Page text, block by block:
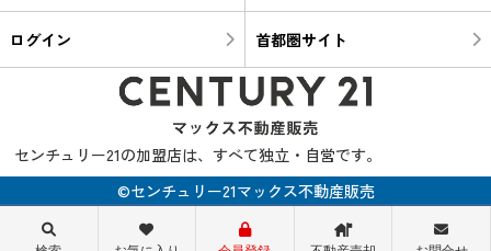
ログイン 首都圏サイト
センチュリー21の加盟店は、すべて独立・自営です。
©センチュリー21マックス不動産販売